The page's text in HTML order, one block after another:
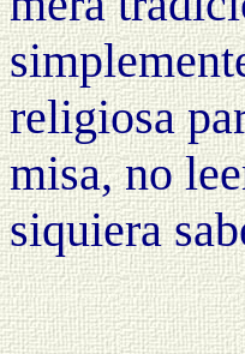
religiosa
misa, no
siquiera